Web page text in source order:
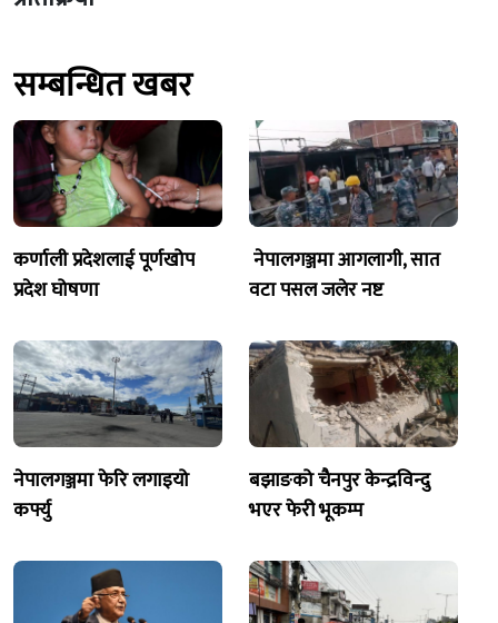
सम्बन्धित खबर
कर्णाली प्रदेशलाई पूर्णखोप
प्रदेश घोषणा
नेपालगञ्जमा आगलागी, सात
वटा पसल जलेर नष्ट
नेपालगञ्जमा फेरि लगाइयो
कर्फ्यु
बझाङको चैनपुर केन्द्रविन्दु
भएर फेरी भूकम्प